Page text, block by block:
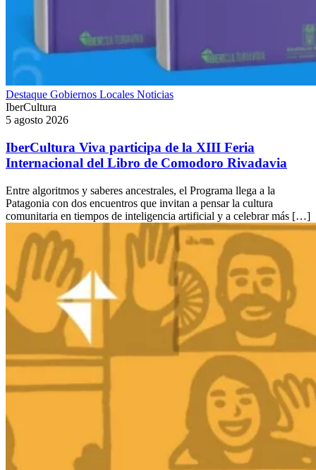
Destaque Gobiernos Locales Noticias
IberCultura
5 agosto 2026
IberCultura Viva participa de la XIII Feria
Internacional del Libro de Comodoro Rivadavia
Entre algoritmos y saberes ancestrales, el Programa llega a la
Patagonia con dos encuentros que invitan a pensar la cultura
comunitaria en tiempos de inteligencia artificial y a celebrar más […]